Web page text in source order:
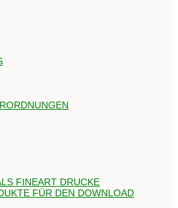
FINEART DRUCKE
FÜR DEN DOWNLOAD